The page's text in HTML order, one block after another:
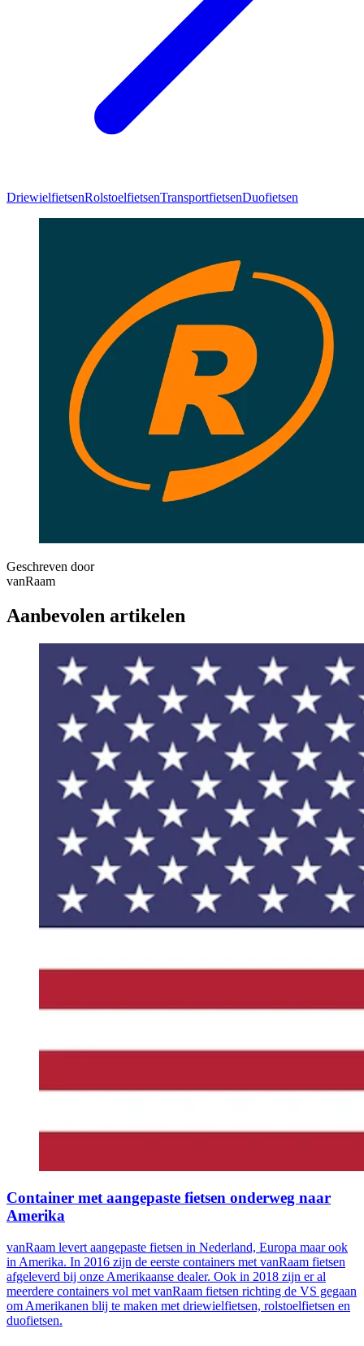
DriewielfietsenRolstoelfietsenTransportfietsenDuofietsen
Geschreven door
vanRaam
Aanbevolen artikelen
Container met aangepaste fietsen onderweg naar
Amerika
vanRaam levert aangepaste fietsen in Nederland, Europa maar ook
in Amerika. In 2016 zijn de eerste containers met vanRaam fietsen
afgeleverd bij onze Amerikaanse dealer. Ook in 2018 zijn er al
meerdere containers vol met vanRaam fietsen richting de VS gegaan
om Amerikanen blij te maken met driewielfietsen, rolstoelfietsen en
duofietsen.